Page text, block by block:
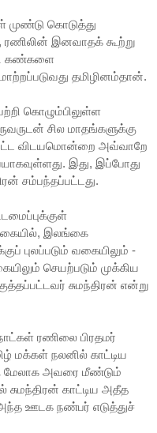
முண்டு கொடுத்து
இனவாதக் கூற்று
கண்களை
தமிழினம்தான்.
கொழும்பிலுள்ள
சில மாதங்களுக்கு
விடயமொன்றை அவ்வாறே
இது, இப்போது
சம்பந்தப்பட்டது.
இலங்கை
புலப்படும் வகையிலும் -
செயற்படும் முக்கிய
சுமந்திரன் என்று
ரணிலை பிரதமர்
மக்கள் நலனில் காட்டிய
மேலாக அவரை மீண்டும்
சுமந்திரன் காட்டிய அதீத
ஊடக நண்பர் எடுத்துச்